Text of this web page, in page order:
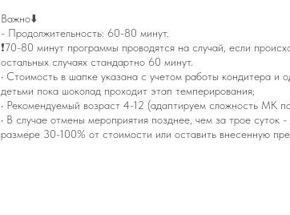
Важно⬇️
- Продолжительность: 60-80 минут.
❗️70-80 минут программы проводятся на случай, если
остальных случаях стандартно 60 минут.
•⁠ ⁠⁠Стоимость в шапке указана с учетом работы кондитера и
детьми пока шоколад проходит этап темперирования;
•⁠ Рекомендуемый возраст 4-12 (адаптируем сложность МК
•⁠ ⁠В случае отмены мероприятия позднее, чем за трое суток
размере 30-100% от стоимости или оставить внесенную